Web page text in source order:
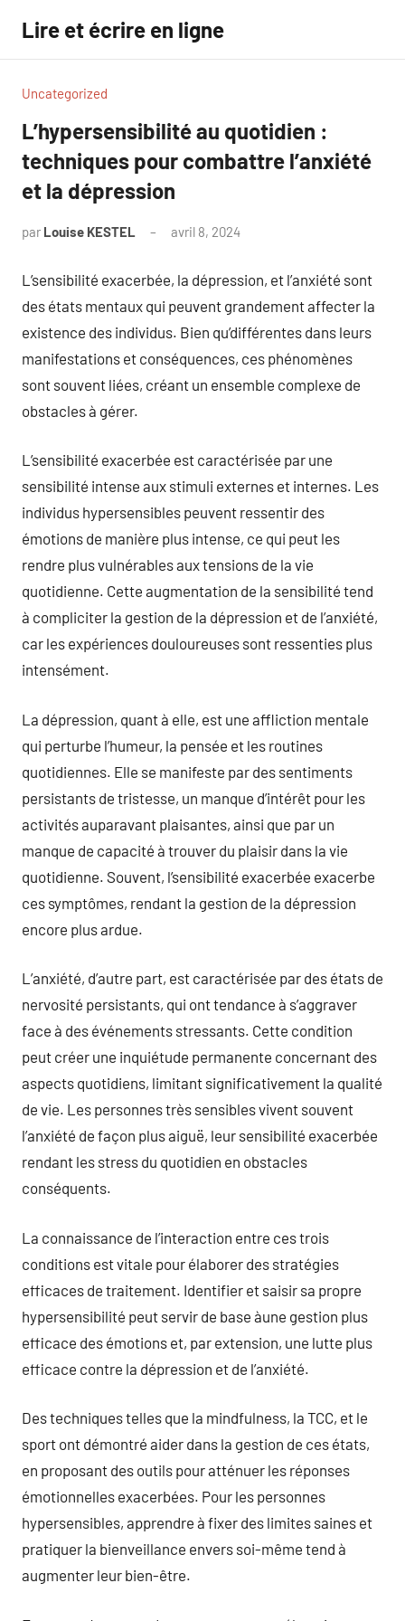
contenu
Lire et écrire en ligne
Uncategorized
L’hypersensibilité au quotidien :
techniques pour combattre l’anxiété
et la dépression
par Louise KESTEL avril 8, 2024
L’sensibilité exacerbée, la dépression, et l’anxiété sont
des états mentaux qui peuvent grandement affecter la
existence des individus. Bien qu’différentes dans leurs
manifestations et conséquences, ces phénomènes
sont souvent liées, créant un ensemble complexe de
obstacles à gérer.
L’sensibilité exacerbée est caractérisée par une
sensibilité intense aux stimuli externes et internes. Les
individus hypersensibles peuvent ressentir des
émotions de manière plus intense, ce qui peut les
rendre plus vulnérables aux tensions de la vie
quotidienne. Cette augmentation de la sensibilité tend
à compliciter la gestion de la dépression et de l’anxiété,
car les expériences douloureuses sont ressenties plus
intensément.
La dépression, quant à elle, est une affliction mentale
qui perturbe l’humeur, la pensée et les routines
quotidiennes. Elle se manifeste par des sentiments
persistants de tristesse, un manque d’intérêt pour les
activités auparavant plaisantes, ainsi que par un
manque de capacité à trouver du plaisir dans la vie
quotidienne. Souvent, l’sensibilité exacerbée exacerbe
ces symptômes, rendant la gestion de la dépression
encore plus ardue.
L’anxiété, d’autre part, est caractérisée par des états de
nervosité persistants, qui ont tendance à s’aggraver
face à des événements stressants. Cette condition
peut créer une inquiétude permanente concernant des
aspects quotidiens, limitant significativement la qualité
de vie. Les personnes très sensibles vivent souvent
l’anxiété de façon plus aiguë, leur sensibilité exacerbée
rendant les stress du quotidien en obstacles
conséquents.
La connaissance de l’interaction entre ces trois
conditions est vitale pour élaborer des stratégies
efficaces de traitement. Identifier et saisir sa propre
hypersensibilité peut servir de base àune gestion plus
efficace des émotions et, par extension, une lutte plus
efficace contre la dépression et de l’anxiété.
Des techniques telles que la mindfulness, la TCC, et le
sport ont démontré aider dans la gestion de ces états,
en proposant des outils pour atténuer les réponses
émotionnelles exacerbées. Pour les personnes
hypersensibles, apprendre à fixer des limites saines et
pratiquer la bienveillance envers soi-même tend à
augmenter leur bien-être.